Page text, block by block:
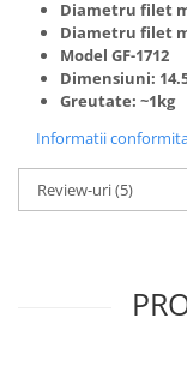
Diametru filet
Diametru filet
Model GF-1712
Dimensiuni:
Greutate: ~1kg
Informatii
Review-uri(5)